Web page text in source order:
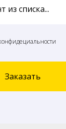
Заказать